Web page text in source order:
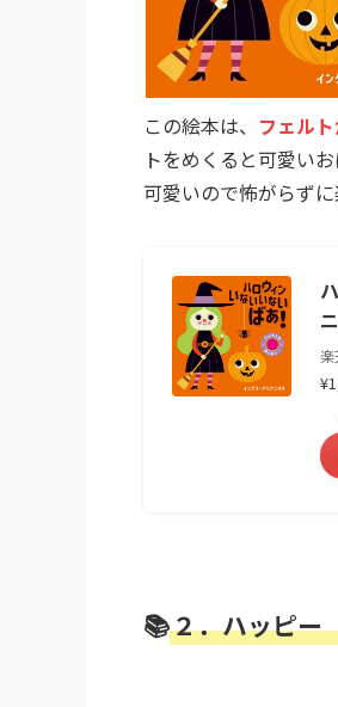
この絵本は、 フェル
トをめくると可愛い
可愛いので怖がらずに
楽
📚２．ハッピ